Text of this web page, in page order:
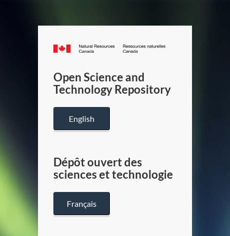
Canada.ca
/
Canada
Open Science and
Technology Repository
English
Dépôt ouvert des
sciences et technologie
Français